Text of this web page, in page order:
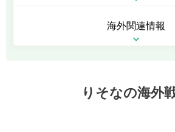
海外関連情報
りそなの海外